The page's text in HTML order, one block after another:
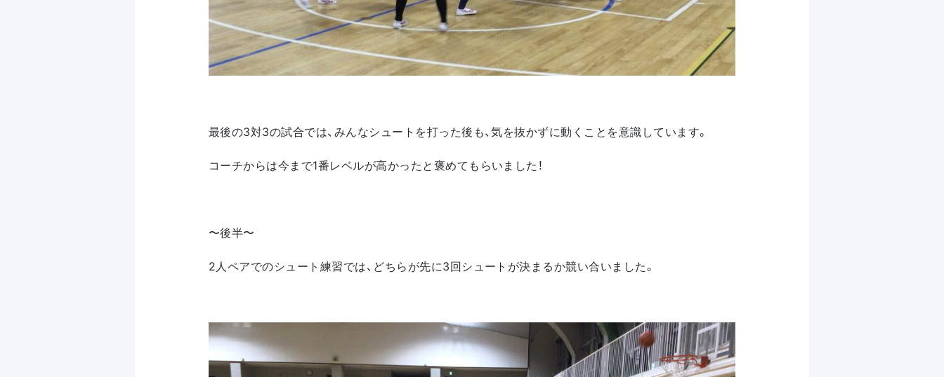
最後の3対3の試合では、みんなシュートを打った後も、気を抜かずに動くことを意識しています。
コーチからは今まで1番レベルが高かったと褒めてもらいました！
〜後半〜
2人ペアでのシュート練習では、どちらが先に3回シュートが決まるか競い合いました。